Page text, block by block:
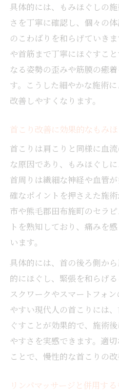
具体的には、もみほぐしの
さを丁寧に確認し、個々の
のこわばりを和らげていき
や首筋まで丁寧にほぐすこ
なる姿勢の歪みや筋膜の癒
す。こうした細やかな施術
改善しやすくなります。
首こり改善に効果的なもみ
首こりは肩こりと同様に血
な原因であり、もみほぐしに
首周りは繊細な神経や血管
確なポイントを押さえた施
市や熊毛郡田布施町のセラ
トを熟知しており、痛みを
います。
具体的には、首の後ろ側か
的にほぐし、緊張を和らげ
スクワークやスマートフォ
やすい現代人の首こりには
ぐすことが効果的で、施術
やすさを実感できます。適
ことで、慢性的な首こりの改
リンパマッサージと併用す